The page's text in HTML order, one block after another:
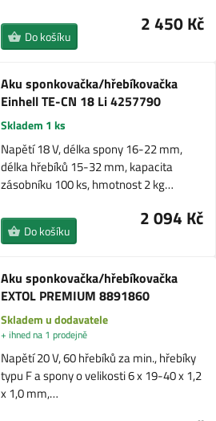
2 450 Kč
Do košíku
Aku sponkovačka/hřebíkovačka
Einhell TE-CN 18 Li 4257790
Skladem 1 ks
Napětí 18 V, délka spony 16-22 mm,
délka hřebíků 15-32 mm, kapacita
zásobníku 100 ks, hmotnost 2 kg…
2 094 Kč
Do košíku
Aku sponkovačka/hřebíkovačka
EXTOL PREMIUM 8891860
Skladem u dodavatele
+ ihned na 1 prodejně
Napětí 20 V, 60 hřebíků za min., hřebíky
typu F a spony o velikosti 6 x 19-40 x 1,2
x 1,0 mm,…